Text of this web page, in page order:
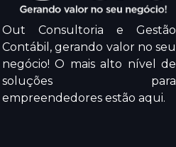
Out Consultoria e Gestão
Contábil, gerando valor no seu
negócio! O mais alto nível de
soluções para
empreendedores estão aqui.